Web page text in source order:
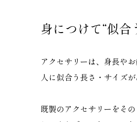
身につけて“似
アクセサリーは、身長や
人に似合う長さ・サイズが
既製のアクセサリーをそ